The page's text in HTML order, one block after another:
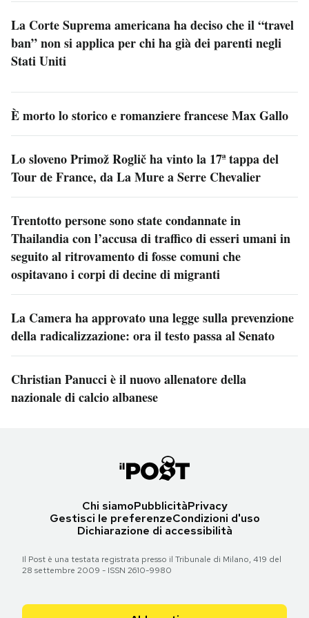
La Corte Suprema americana ha deciso che il “travel
ban” non si applica per chi ha già dei parenti negli
Stati Uniti
È morto lo storico e romanziere francese Max Gallo
Lo sloveno Primož Roglič ha vinto la 17ª tappa del
Tour de France, da La Mure a Serre Chevalier
Trentotto persone sono state condannate in
Thailandia con l’accusa di traffico di esseri umani in
seguito al ritrovamento di fosse comuni che
ospitavano i corpi di decine di migranti
La Camera ha approvato una legge sulla prevenzione
della radicalizzazione: ora il testo passa al Senato
Christian Panucci è il nuovo allenatore della
nazionale di calcio albanese
Chi siamoPubblicitàPrivacy
Gestisci le preferenzeCondizioni d'uso
Dichiarazione di accessibilità
Il Post è una testata registrata presso il Tribunale di Milano, 419 del
28 settembre 2009 - ISSN 2610-9980